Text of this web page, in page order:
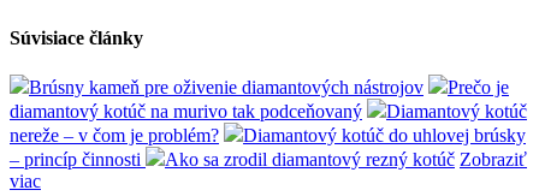
Súvisiace články
Brúsny kameň pre oživenie diamantových nástrojov
Prečo je
diamantový kotúč na murivo tak podceňovaný
Diamantový kotúč
nereže – v čom je problém?
Diamantový kotúč do uhlovej brúsky
– princíp činnosti
Ako sa zrodil diamantový rezný kotúč Zobraziť
viac